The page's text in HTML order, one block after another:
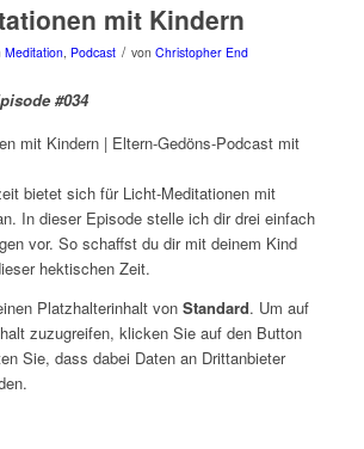
mit Kindern
Meditation, Podcast / von Christopher End
#034
bietet sich für Licht-Meditationen mit
In dieser Episode stelle ich dir drei einfach
vor. So schaffst du dir mit deinem Kind
hektischen Zeit.
Platzhalterinhalt von Standard. Um auf
zuzugreifen, klicken Sie auf den Button
Sie, dass dabei Daten an Drittanbieter